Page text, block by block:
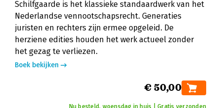
Schilfgaarde is het klassieke standaardwerk van het
Nederlandse vennootschapsrecht. Generaties
juristen en rechters zijn ermee opgeleid. De
herziene edities houden het werk actueel zonder
het gezag te verliezen.
Boek bekijken
€ 50,00
Nu besteld, woensdag in huis | Gratis verzonden